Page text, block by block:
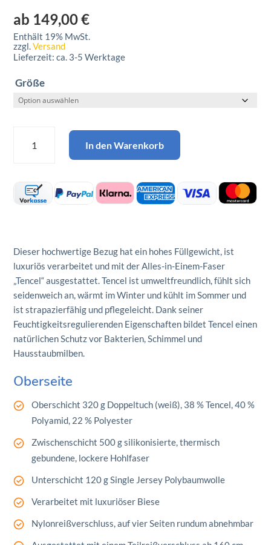
ab 149,00€
Enthält 19% MwSt.
zzgl.Versand
Lieferzeit: ca. 3-5 Werktage
Größe
Tencel
In den Warenkorb
Dieser hochwertige Bezug hat ein hohes Füllgewicht, ist
luxuriös verarbeitet und mit der Alles-in-Einem-Faser
„Tencel“ ausgestattet. Tencel ist umweltfreundlich, fühlt sich
seidenweich an, wärmt im Winter und kühlt im Sommer und
ist strapazierfähig und pflegeleicht. Dank seiner
Feuchtigkeitsregulierenden Eigenschaften bildet Tencel einen
natürlichen Schutz vor Bakterien, Schimmel und
Hausstaubmilben.
Oberseite
Oberschicht 320 g Doppeltuch (weiß), 38 % Tencel, 40 %
Polyamid, 22 % Polyester
Zwischenschicht 500 g silikonisierte, thermisch
gebundene, lockere Hohlfaser
Unterschicht 120 g Single Jersey Polybaumwolle
Verarbeitet mit luxuriöser Biese
Nylonreißverschluss, auf vier Seiten rundum abnehmbar